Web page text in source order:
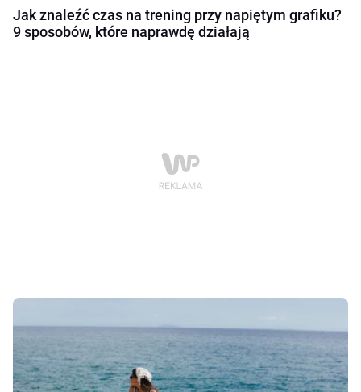
Jak znaleźć czas na trening przy napiętym grafiku?
9 sposobów, które naprawdę działają